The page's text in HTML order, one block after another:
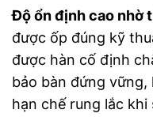
Độ ổn định cao nhờ
được ốp đúng kỹ
được hàn cố định
bảo bàn đứng vững,
hạn chế rung lắc khi